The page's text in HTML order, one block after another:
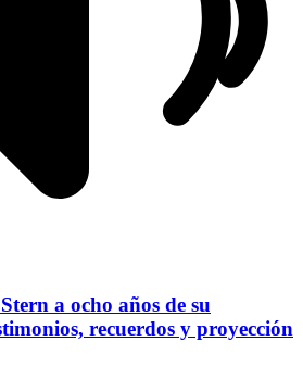
a ocho años de su
recuerdos y proyección